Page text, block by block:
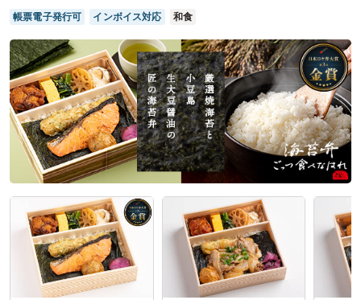
また、別なシーンでもリピートしたいと思いました。
ご利用シーン：会議・セミナー›研修
参加者の年齢：60代以上男女比：女性多め
神奈川県川崎市高津区下作延2026/05/29
磯くらの口コミをもっと見る
帳票電子発行可 インボイス対応 和食